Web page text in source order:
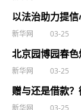
以法治助力提信
新华网 03-25
北京园博园春
新华网 03-25
赠与还是借款？
新华网 03-25